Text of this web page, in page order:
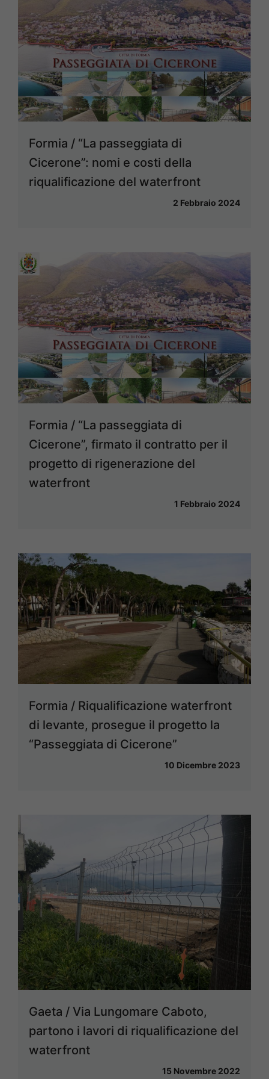
Formia / “La passeggiata di
Cicerone”: nomi e costi della
riqualificazione del waterfront
2 Febbraio 2024
Formia / “La passeggiata di
Cicerone”, firmato il contratto per il
progetto di rigenerazione del
waterfront
1 Febbraio 2024
Formia / Riqualificazione waterfront
di levante, prosegue il progetto la
“Passeggiata di Cicerone”
10 Dicembre 2023
Gaeta / Via Lungomare Caboto,
partono i lavori di riqualificazione del
waterfront
15 Novembre 2022